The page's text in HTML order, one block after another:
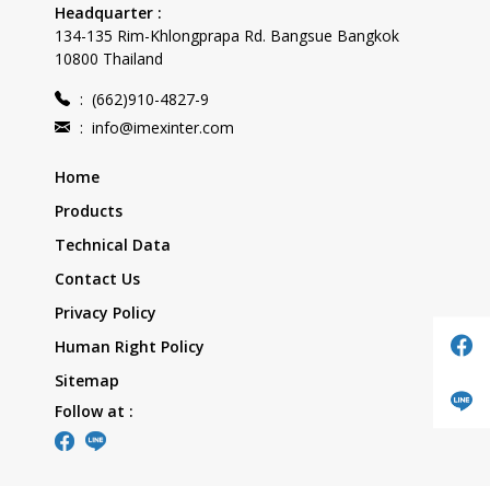
Headquarter :
134-135 Rim-Khlongprapa Rd. Bangsue Bangkok
10800 Thailand
: (662)910-4827-9
: info@imexinter.com
Home
Products
Technical Data
Contact Us
Privacy Policy
Human Right Policy
Sitemap
Follow at :